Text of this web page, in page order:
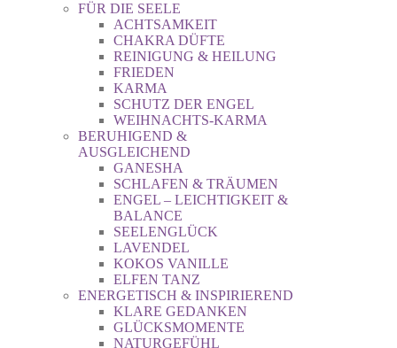
FÜR DIE SEELE
ACHTSAMKEIT
CHAKRA DÜFTE
REINIGUNG & HEILUNG
FRIEDEN
KARMA
SCHUTZ DER ENGEL
WEIHNACHTS-KARMA
BERUHIGEND &
AUSGLEICHEND
GANESHA
SCHLAFEN & TRÄUMEN
ENGEL – LEICHTIGKEIT &
BALANCE
SEELENGLÜCK
LAVENDEL
KOKOS VANILLE
ELFEN TANZ
ENERGETISCH & INSPIRIEREND
KLARE GEDANKEN
GLÜCKSMOMENTE
NATURGEFÜHL